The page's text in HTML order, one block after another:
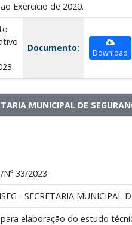
Exercício de 2020.
Documento: Download
MUNICIPAL DE
Nº 33/2023
- SECRETARIA MUNICIPAL
elaboração do estudo